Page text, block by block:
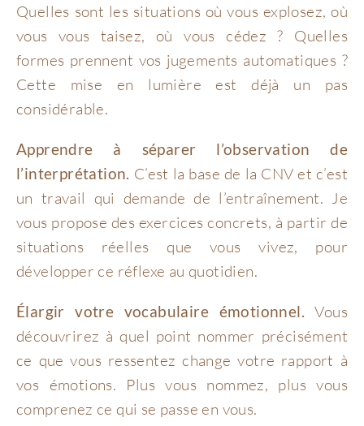
Quelles sont les situations où vous explosez, où
vous vous taisez, où vous cédez ? Quelles
formes prennent vos jugements automatiques ?
Cette mise en lumière est déjà un pas
considérable.
Apprendre à séparer l’observation de
l’interprétation. C’est la base de la CNV et c’est
un travail qui demande de l’entraînement. Je
vous propose des exercices concrets, à partir de
situations réelles que vous vivez, pour
développer ce réflexe au quotidien.
Élargir votre vocabulaire émotionnel.
Vous
découvrirez à quel point nommer précisément
ce que vous ressentez change votre rapport à
vos émotions. Plus vous nommez, plus vous
comprenez ce qui se passe en vous.